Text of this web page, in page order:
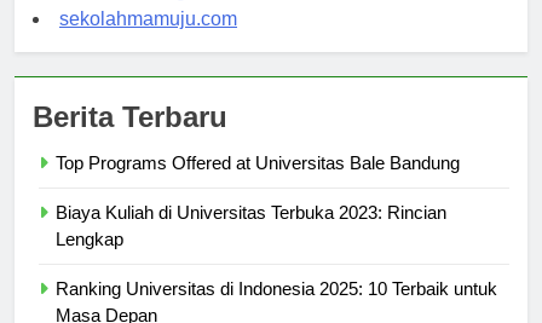
sekolahsorong.com
Biaya Kuliah di Universitas Terbuka 2023: Rincian
Ranking Universitas di Indonesia 2025: 10 Terbaik untuk